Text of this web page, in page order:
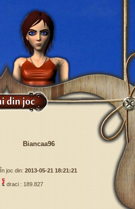
Biancaa96
În joc din: 2013-05-21 18:21:21
draci : 189.827